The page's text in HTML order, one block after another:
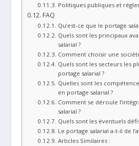
Politiques publiques et
FAQ
Qu’est-ce que le portage
Quels sont les principaux
salarial ?
Comment choisir une
Quels sont les secteurs les
portage salarial ?
Quelles sont les
en portage salarial ?
Comment se déroule
salarial ?
Quels sont les éventuels
Le portage salarial a-t-il de
Articles Similaires :